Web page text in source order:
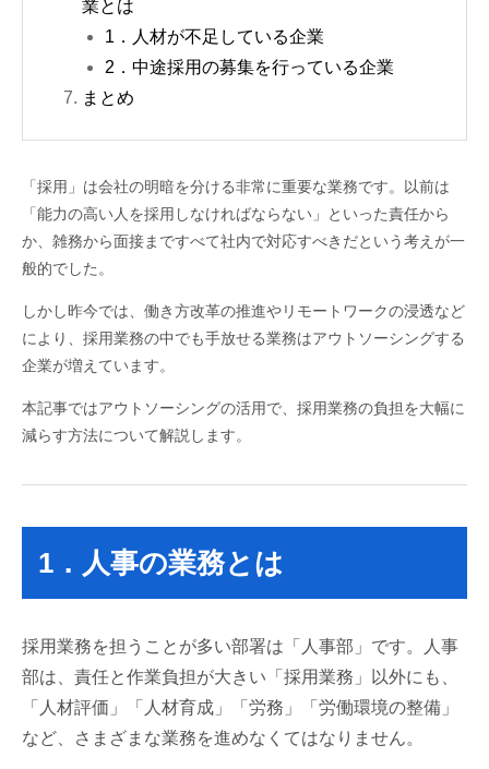
業とは
1．人材が不足している企業
2．中途採用の募集を行っている企業
まとめ
「採用」は会社の明暗を分ける非常に重要な業務です。以前は
「能力の高い人を採用しなければならない」といった責任から
か、雑務から面接まですべて社内で対応すべきだという考えが一
般的でした。
しかし昨今では、働き方改革の推進やリモートワークの浸透など
により、採用業務の中でも手放せる業務はアウトソーシングする
企業が増えています。
本記事ではアウトソーシングの活用で、採用業務の負担を大幅に
減らす方法について解説します。
1．人事の業務とは
採用業務を担うことが多い部署は「人事部」です。人事
部は、責任と作業負担が大きい「採用業務」以外にも、
「人材評価」「人材育成」「労務」「労働環境の整備」
など、さまざまな業務を進めなくてはなりません。